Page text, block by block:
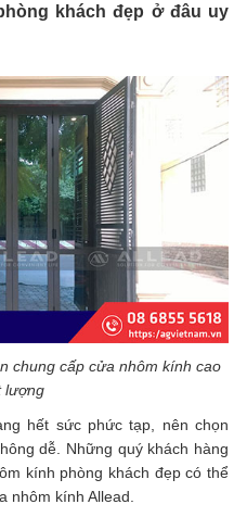
khách đẹp ở đâu uy
chung cấp cửa nhôm kính cao
lượng
hết sức phức tạp, nên chọn
dễ. Những quý khách hàng
kính phòng khách đẹp có thể
nhôm kính Allead.